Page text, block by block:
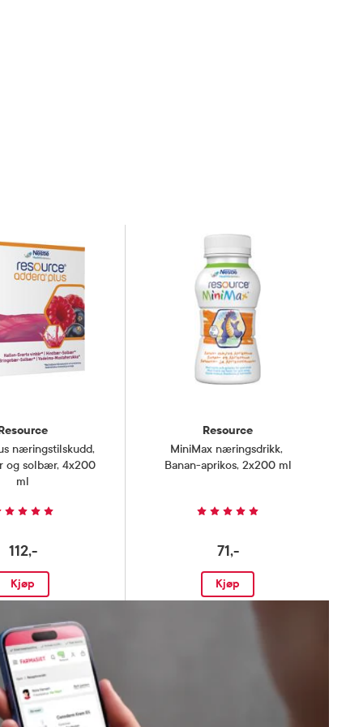
næringstilskudd,
og solbær, 4x200
ml
112,-
Kjøp
Resource
MiniMax næringsdrikk,
Banan-aprikos, 2x200 ml
71,-
Kjøp